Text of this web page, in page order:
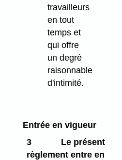
travailleurs
en tout
temps et
qui offre
un degré
raisonnable
d'intimité.
Entrée en vigueur
3
Le présent
règlement entre en